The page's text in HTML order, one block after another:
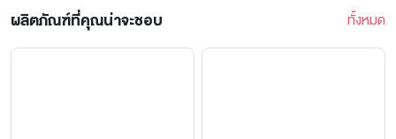
ผลิตภัณฑ์ที่คุณน่าจะชอบ ทั้งหมด